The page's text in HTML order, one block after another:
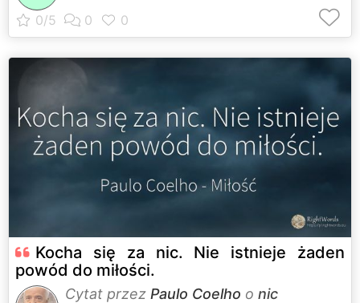
Kocha się za nic. Nie istnieje żaden
powód do miłości.
Cytat przez Paulo Coelho o nic